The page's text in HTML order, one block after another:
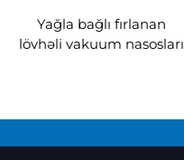
Yağla bağlı fırlanan
lövhəli vakuum nasosları